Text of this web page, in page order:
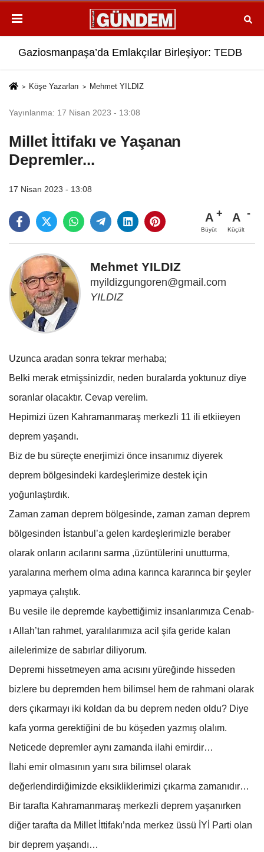
Ziyareti: “Gençliğe Dokunmak İstiyoruz”
Gaziosmanpaşa’da Emlakçılar Birleşiyor: TEDB
Köşe Yazarları Mehmet YILDIZ
Yayınlanma: 17 Nisan 2023 - 13:08
Millet İttifakı ve Yaşanan
Depremler...
17 Nisan 2023 - 13:08
A
Büyüt
A
Küçült
Mehmet YILDIZ
myildizgungoren@gmail.com
YILDIZ
Uzunca aradan sonra tekrar merhaba;
Belki merak etmişsinizdir, neden buralarda yoktunuz diye
soranlar olacaktır. Cevap verelim.
Hepimizi üzen Kahramanmaraş merkezli 11 ili etkiieyen
deprem yaşandı.
Biz de bu süreçte enerjimizi önce insanımız diyerek
deprem bölgesindeki kardeşlerimize destek için
yoğunlaştırdık.
Zaman zaman deprem bölgesinde, zaman zaman deprem
bölgesinden İstanbul’a gelen kardeşlerimizle beraber
olarak onların acılarını sarma ,üzüntülerini unutturma,
yaralarına merhem olma adına karınca kararınca bir şeyler
yapmaya çalıştık.
Bu vesile ile depremde kaybettiğimiz insanlarımıza Cenab-
ı Allah’tan rahmet, yaralılarımıza acil şifa geride kalan
ailelerimize de sabırlar diliyorum.
Depremi hissetmeyen ama acısını yüreğinde hisseden
bizlere bu depremden hem bilimsel hem de rahmani olarak
ders çıkarmayı iki koldan da bu deprem neden oldu? Diye
kafa yorma gerektiğini de bu köşeden yazmış olalım.
Neticede depremler aynı zamanda ilahi emirdir…
İlahi emir olmasının yanı sıra bilimsel olarak
değerlendirdiğimizde eksikliklerimizi çıkarma zamanıdır…
Bir tarafta Kahramanmaraş merkezli deprem yaşanırken
diğer tarafta da Millet İttifakı’nda merkez üssü İYİ Parti olan
bir deprem yaşandı…